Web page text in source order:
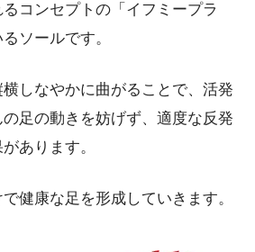
コンセプトの「イフミープラ
ソールです。
しなやかに曲がることで、活発
足の動きを妨げず、適度な反発
あります。
健康な足を形成していきます。